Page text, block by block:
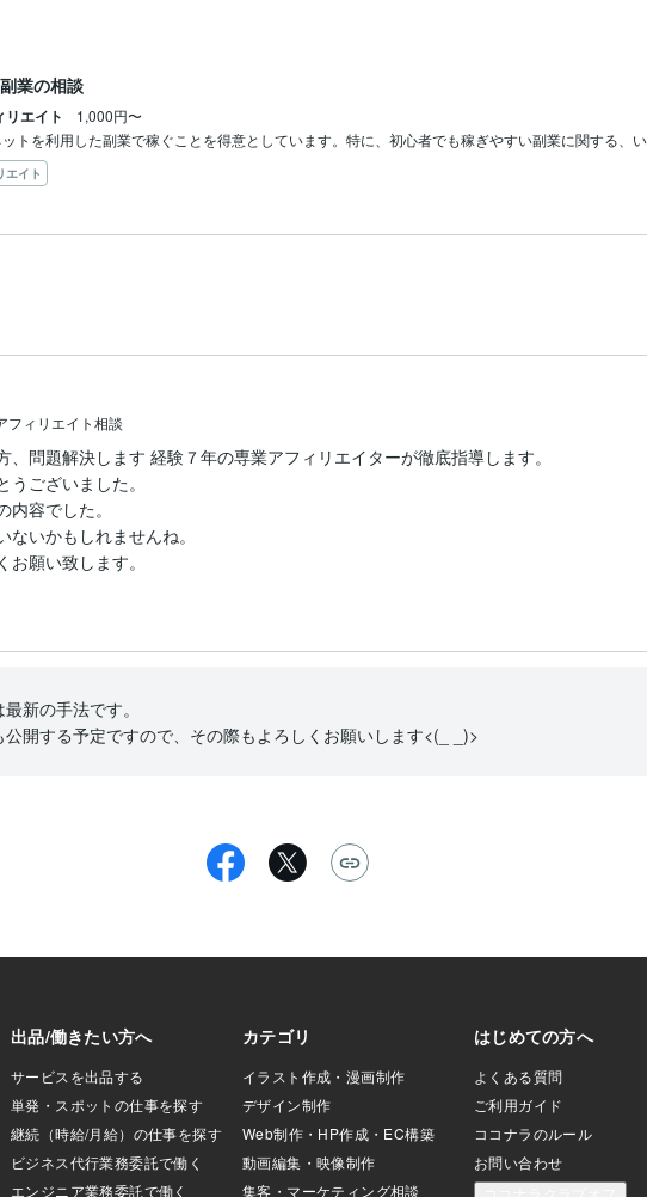
業の相談
リエイト
1,000円〜
トを利用した副業で稼ぐことを得意としています。特に、初心者でも稼ぎやすい副業に関する、
イト
フィリエイト相談
、問題解決します 経験７年の専業アフィリエイターが徹底指導します。
ございました。
容でした。
いかもしれませんね。
願い致します。
新の手法です。
開する予定ですので、その際もよろしくお願いします<(_ _)>